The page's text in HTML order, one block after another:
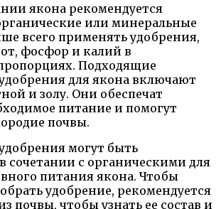
якона рекомендуется
или минеральные
всего применять удобрения,
фосфор и калий в
Подходящие
для якона включают
и золу. Они обеспечат
питание и помогут
почвы.
могут быть
сочетании с органическими для
питания якона. Чтобы
удобрение, рекомендуется
почвы, чтобы узнать ее состав и